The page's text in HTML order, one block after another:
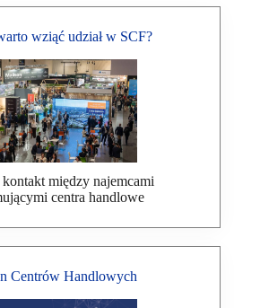
wziąć udział w SCF?
między najemcami
centra handlowe
Centrów Handlowych